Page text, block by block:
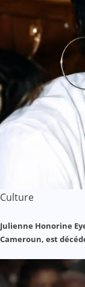
Culture
Julienne Honorine
Cameroun, est